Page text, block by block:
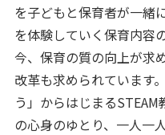
を子どもと保育者が一緒
を体験していく保育内容
今、保育の質の向上が求
改革も求められています
う」からはじまる
の心身のゆとり、一人一